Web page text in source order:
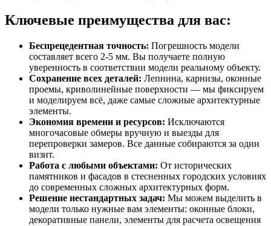
Ключевые преимущества для вас:
Беспрецедентная точность: Погрешность модели
составляет всего 2-5 мм. Вы получаете полную
уверенность в соответствии модели реальному объекту.
Сохранение всех деталей: Лепнина, карнизы, оконные
проемы, криволинейные поверхности — мы фиксируем
и моделируем всё, даже самые сложные архитектурные
элементы.
Экономия времени и ресурсов: Исключаются
многочасовые обмеры вручную и выезды для
перепроверки замеров. Все данные собираются за один
визит.
Работа с любыми объектами: От исторических
памятников и фасадов в стесненных городских условиях
до современных сложных архитектурных форм.
Решение нестандартных задач: Мы можем выделить в
модели только нужные вам элементы: оконные блоки,
декоративные панели, элементы для расчета освещения